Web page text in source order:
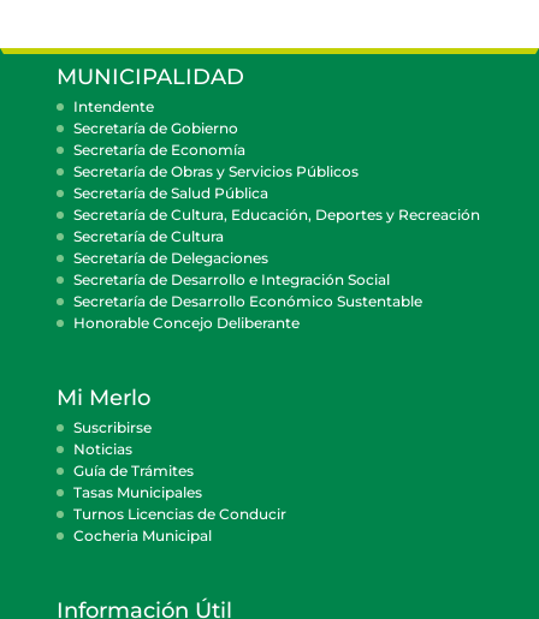
MUNICIPALIDAD
Intendente
Secretaría de Gobierno
Secretaría de Economía
Secretaría de Obras y Servicios Públicos
Secretaría de Salud Pública
Secretaría de Cultura, Educación, Deportes y Recreación
Secretaría de Cultura
Secretaría de Delegaciones
Secretaría de Desarrollo e Integración Social
Secretaría de Desarrollo Económico Sustentable
Honorable Concejo Deliberante
Mi Merlo
Suscribirse
Noticias
Guía de Trámites
Tasas Municipales
Turnos Licencias de Conducir
Cocheria Municipal
Información Útil